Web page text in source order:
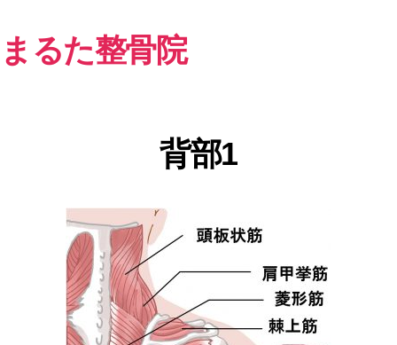
まるた整骨院
背部1